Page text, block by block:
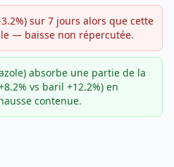
sur 7 jours alors que cette
— baisse non répercutée.
absorbe une partie de la
vs baril +12.2%) en
contenue.